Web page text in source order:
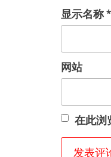
显示名称*
网站
在此浏